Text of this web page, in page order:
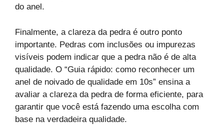
do anel.
Finalmente, a clareza da pedra é outro ponto
importante. Pedras com inclusões ou impurezas
visíveis podem indicar que a pedra não é de alta
qualidade. O “Guia rápido: como reconhecer um
anel de noivado de qualidade em 10s” ensina a
avaliar a clareza da pedra de forma eficiente, para
garantir que você está fazendo uma escolha com
base na verdadeira qualidade.